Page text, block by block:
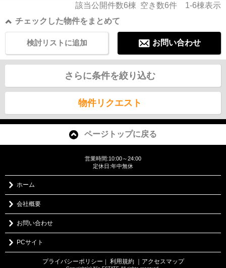
該当公開件数6棟 空き数6件 1-6棟表示
チェックした物件をまとめて
お問い合わせ
検討リストに追加
さらに条件を絞り込む
物件リクエスト
ページトップに戻る
営業時間:10:00～24:00
定休日:年中無休
ホーム
会社概要
お問い合わせ
PCサイト
プライバシーポリシー ｜ 利用規約 ｜アクセスマップ